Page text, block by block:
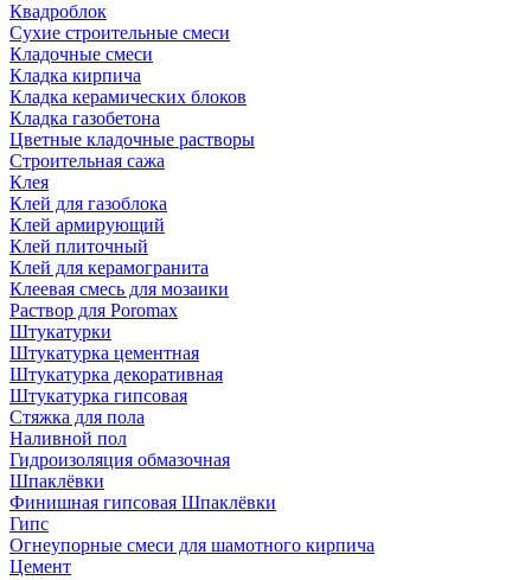
Квадроблок
Сухие строительные смеси
Кладочные смеси
Кладка кирпича
Кладка керамических блоков
Кладка газобетона
Цветные кладочные растворы
Строительная сажа
Клея
Клей для газоблока
Клей армирующий
Клей плиточный
Клей для керамогранита
Клеевая смесь для мозаики
Раствор для Poromax
Штукатурки
Штукатурка цементная
Штукатурка декоративная
Штукатурка гипсовая
Стяжка для пола
Наливной пол
Гидроизоляция обмазочная
Шпаклёвки
Финишная гипсовая Шпаклёвки
Гипс
Огнеупорные смеси для шамотного кирпича
Цемент